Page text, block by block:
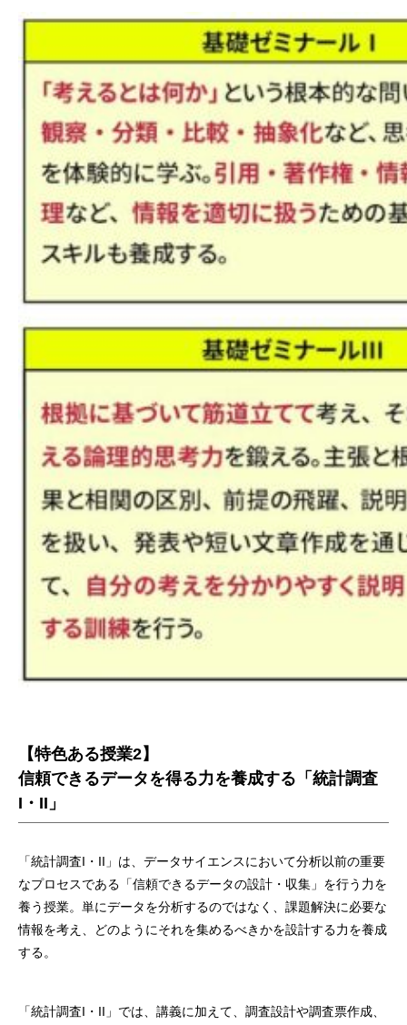
【特色ある授業2】
信頼できるデータを得る力を養成する「統計調査
I・II」
「統計調査I・II」は、データサイエンスにおいて分析以前の重要
なプロセスである「信頼できるデータの設計・収集」を行う力を
養う授業。単にデータを分析するのではなく、課題解決に必要な
情報を考え、どのようにそれを集めるべきかを設計する力を養成
する。
「統計調査I・II」では、講義に加えて、調査設計や調査票作成、